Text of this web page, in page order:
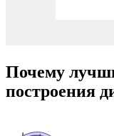
Почему
построения